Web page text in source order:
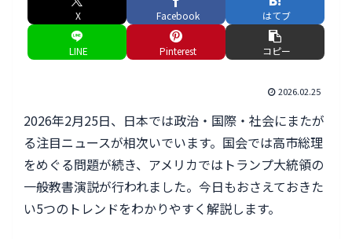
X Facebook はてブ
LINE Pinterest コピー
2026.02.25
2026年2月25日、日本では政治・国際・社会にまたが
る注目ニュースが相次いでいます。国会では高市総理
をめぐる問題が続き、アメリカではトランプ大統領の
一般教書演説が行われました。今日もおさえておきた
い5つのトレンドをわかりやすく解説します。